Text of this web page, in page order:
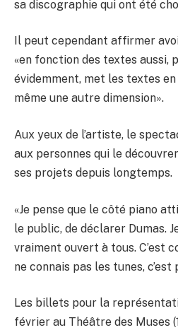
sa discographie qui ont été
Il peut cependant affirmer
«en fonction des textes aussi,
évidemment, met les textes
même une autre dimension».
Aux yeux de l’artiste, le
aux personnes qui le
ses projets depuis longtemps.
«Je pense que le côté piano
le public, de déclarer Dumas.
vraiment ouvert à tous. C’est
ne connais pas les tunes, c’est
Les billets pour la
février au Théâtre des Muses